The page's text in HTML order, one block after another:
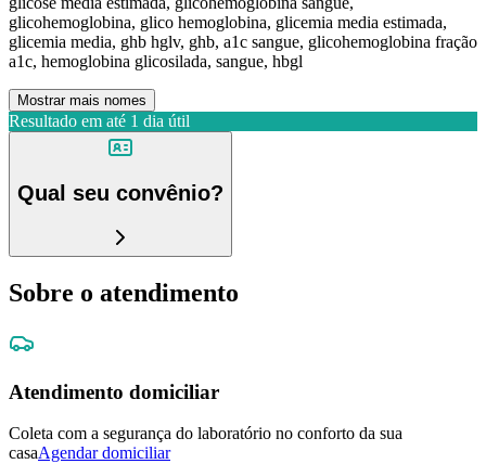
glicohemoglobina, glico hemoglobina, glicemia media estimada,
glicemia media, ghb hglv, ghb, a1c sangue, glicohemoglobina fração
a1c, hemoglobina glicosilada, sangue, hbgl
Mostrar mais nomes
Resultado em até 1 dia útil
Qual seu convênio?
Sobre o atendimento
Atendimento domiciliar
Coleta com a segurança do laboratório no conforto da sua
casaAgendar domiciliar